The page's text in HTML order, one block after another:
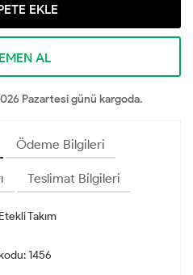
EKLE
AL
Pazartesi günü kargoda.
Ödeme Bilgileri
Teslimat Bilgileri
Takım
1456